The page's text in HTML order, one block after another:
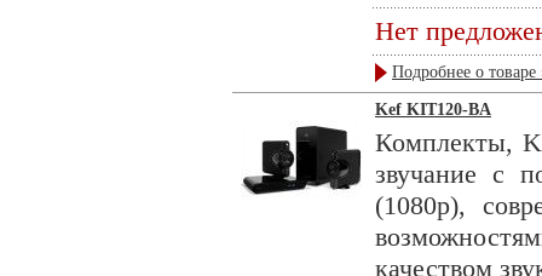
Нет
Подробнее о товаре
Kef KIT120-BA
Комплекты,
звучание с
(1080p),
качеством